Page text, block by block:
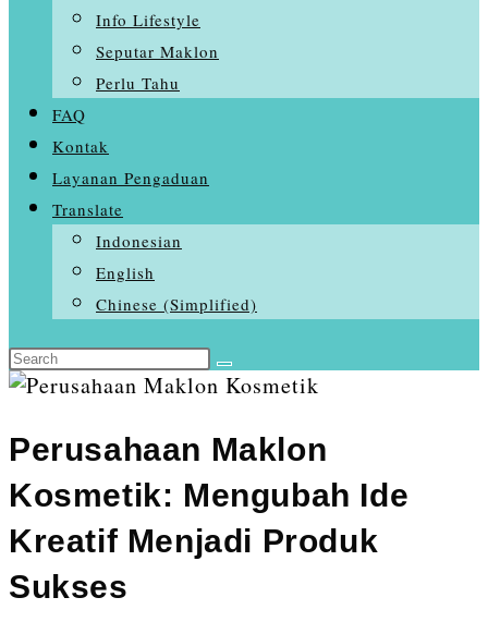
Info Lifestyle
Seputar Maklon
Perlu Tahu
FAQ
Kontak
Layanan Pengaduan
Translate
Indonesian
English
Chinese (Simplified)
Search
this
Perusahaan Maklon
Kosmetik: Mengubah Ide
Kreatif Menjadi Produk
Sukses